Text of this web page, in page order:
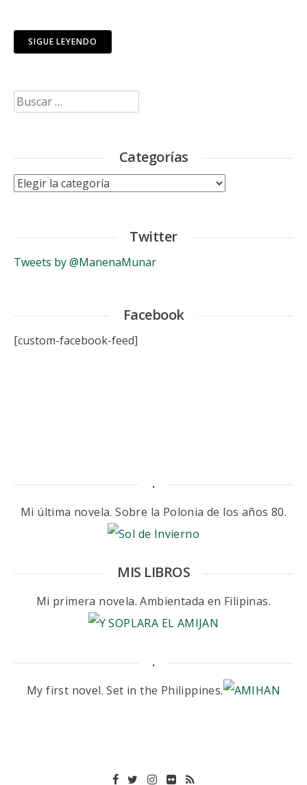
SIGUE LEYENDO
Buscar:
Categorías
Categorías
Twitter
Tweets by @ManenaMunar
Facebook
[custom-facebook-feed]
.
Mi última novela. Sobre la Polonia de los años 80.
MIS LIBROS
Mi primera novela. Ambientada en Filipinas.
.
My first novel. Set in the Philippines.